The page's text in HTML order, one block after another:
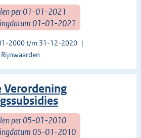
per 01-01-2021
01-01-2021
2000 t/m 31-12-2020
Verordening
per 05-01-2010
05-01-2010